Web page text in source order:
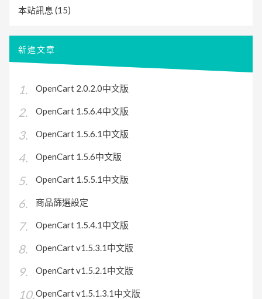
本站訊息 (15)
新進文章
OpenCart 2.0.2.0中文版
OpenCart 1.5.6.4中文版
OpenCart 1.5.6.1中文版
OpenCart 1.5.6中文版
OpenCart 1.5.5.1中文版
商品篩選設定
OpenCart 1.5.4.1中文版
OpenCart v1.5.3.1中文版
OpenCart v1.5.2.1中文版
OpenCart v1.5.1.3.1中文版